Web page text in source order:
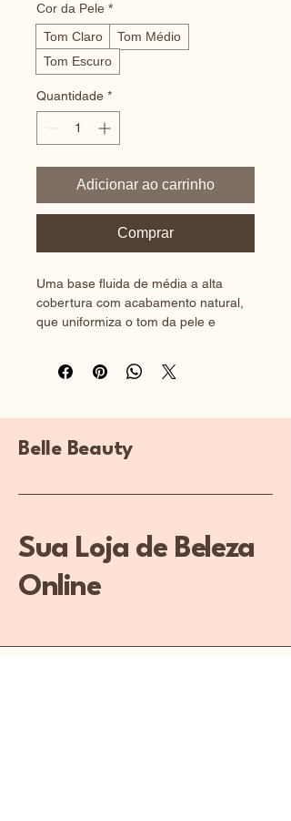
Cor da Pele *
Tom Claro
Tom Médio
Tom Escuro
Quantidade *
Adicionar ao carrinho
Comprar
Uma base fluida de média a alta
cobertura com acabamento natural,
que uniformiza o tom da pele e
embalagem é moderna e minimalista.
Belle Beauty
Sua Loja de Beleza
Online